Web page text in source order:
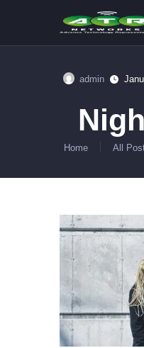
admin
Home All
HOME
ABOUT US
SERVICES
CONTACTS